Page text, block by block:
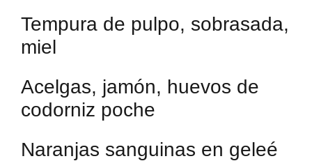
Tempura de pulpo, sobrasada,
miel
Acelgas, jamón, huevos de
codorniz poche
Naranjas sanguinas en geleé